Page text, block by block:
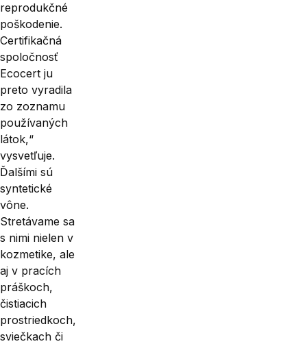
reprodukčné
poškodenie.
Certifikačná
spoločnosť
Ecocert ju
preto vyradila
zo zoznamu
používa­ných
látok,“
vysvetľuje.
Ďalšími sú
syntetické
vône.
Stretávame sa
s nimi nielen v
kozmetike, ale
aj v pracích
práškoch,
čistiacich
prostriedkoch,
sviečkach či